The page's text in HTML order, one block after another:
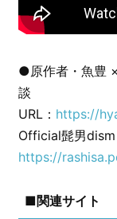
●原作者・魚豊
談
URL： https://
Official髭男dism
https://
■関連サイト